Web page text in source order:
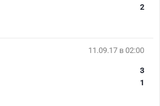
2
11.09.17 в 02:00
3
1